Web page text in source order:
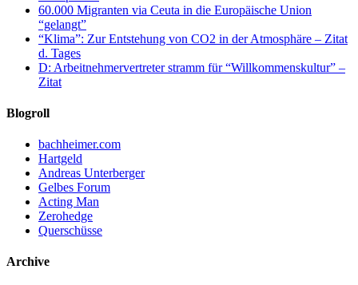
60.000 Migranten via Ceuta in die Europäische Union
“gelangt”
“Klima”: Zur Entstehung von CO2 in der Atmosphäre – Zitat
d. Tages
D: Arbeitnehmervertreter stramm für “Willkommenskultur” –
Zitat
Blogroll
bachheimer.com
Hartgeld
Andreas Unterberger
Gelbes Forum
Acting Man
Zerohedge
Querschüsse
Archive